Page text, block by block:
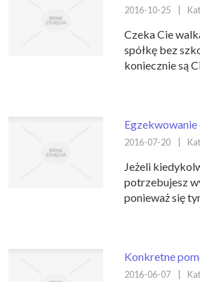
2016-10-25
Czeka Cie
spółkę bez
koniecznie są
2016-07-20
Jeżeli
potrzebujesz
ponieważ się
Konkretne
2016-06-07